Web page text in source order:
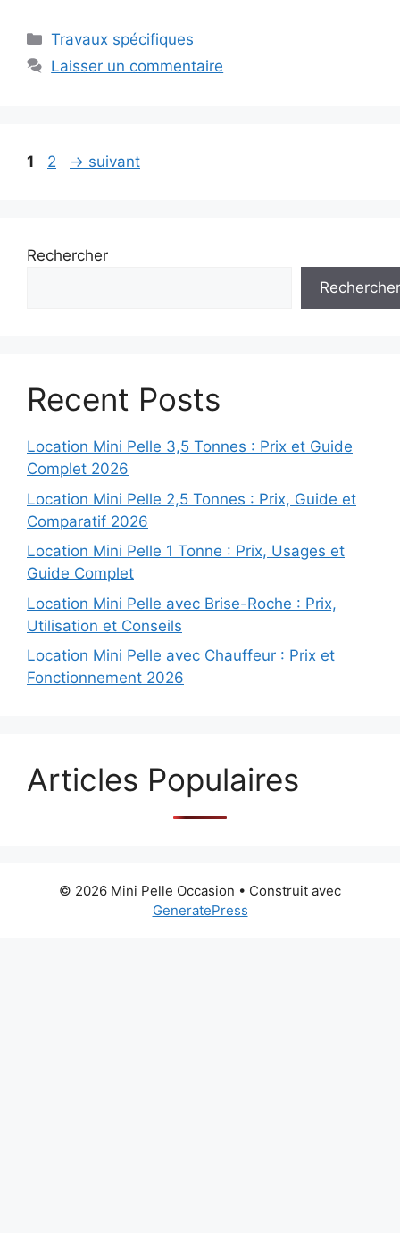
Catégories
Travaux spécifiques
Laisser un commentaire
Page
1 Page
2 → suivant
Rechercher
Rechercher
Recent Posts
Location Mini Pelle 3,5 Tonnes : Prix et Guide
Complet 2026
Location Mini Pelle 2,5 Tonnes : Prix, Guide et
Comparatif 2026
Location Mini Pelle 1 Tonne : Prix, Usages et
Guide Complet
Location Mini Pelle avec Brise-Roche : Prix,
Utilisation et Conseils
Location Mini Pelle avec Chauffeur : Prix et
Fonctionnement 2026
Articles Populaires
© 2026 Mini Pelle Occasion • Construit avec
GeneratePress